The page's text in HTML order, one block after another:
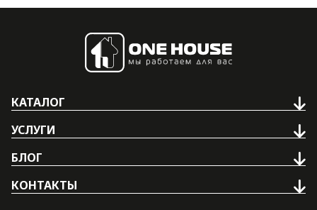
КАТАЛОГ
УСЛУГИ
БЛОГ
КОНТАКТЫ